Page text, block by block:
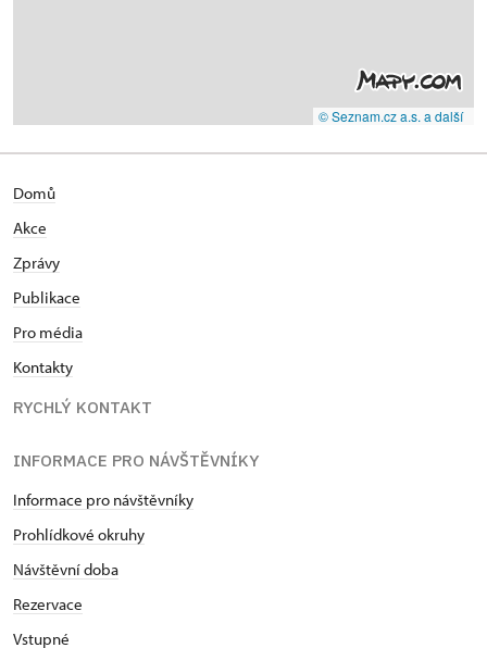
© Seznam.cz a.s. a další
Domů
Akce
Zprávy
Publikace
Pro média
Kontakty
RYCHLÝ KONTAKT
INFORMACE PRO NÁVŠTĚVNÍKY
Informace pro návštěvníky
Prohlídkové okruhy
Návštěvní doba
Rezervace
Vstupné